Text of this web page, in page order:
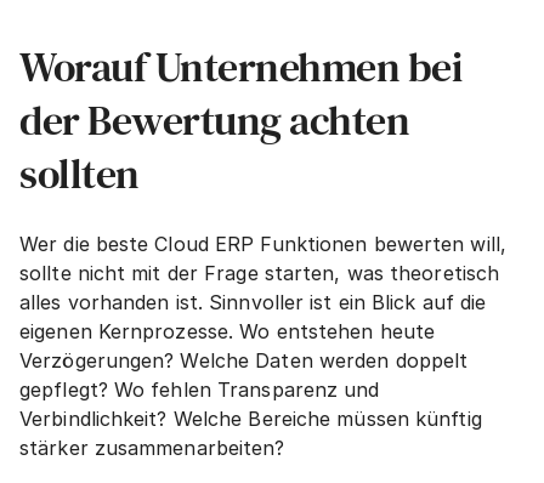
Worauf Unternehmen bei
der Bewertung achten
sollten
Wer die beste Cloud ERP Funktionen bewerten will,
sollte nicht mit der Frage starten, was theoretisch
alles vorhanden ist. Sinnvoller ist ein Blick auf die
eigenen Kernprozesse. Wo entstehen heute
Verzögerungen? Welche Daten werden doppelt
gepflegt? Wo fehlen Transparenz und
Verbindlichkeit? Welche Bereiche müssen künftig
stärker zusammenarbeiten?